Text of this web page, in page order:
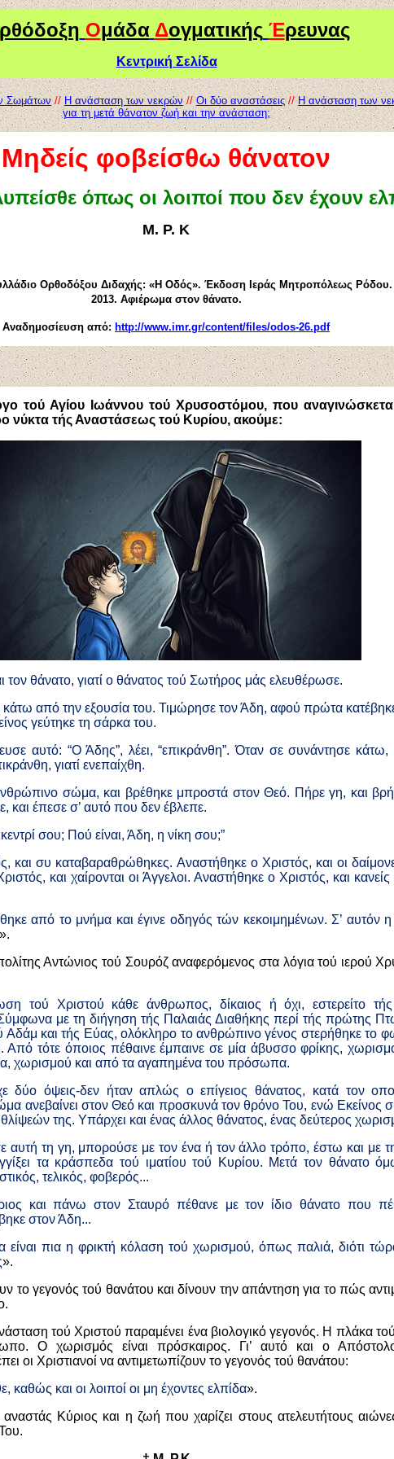
ρθόδοξη Ομάδα Δογματικής Έρευνας
Κεντρική Σελίδα
Σωμάτων // Η ανάσταση των νεκρών// Οι δύο αναστάσεις // Η ανάσταση των
για τη μετά θάνατον ζωή και την ανάσταση;
Μηδείς φοβείσθω θάνατον
όπως οι λοιποί που δεν έχουν
Μ. Ρ. Κ
Ορθοδόξου Διδαχής: «Η Οδός». Έκδοση Ιεράς Μητροπόλεως
2013. Αφιέρωμα στον θάνατο.
Αναδημοσίευση από: http://www.imr.gr/content/files/odos-26.pdf
τού Αγίου Ιωάννου τού Χρυσοστόμου, που
νύκτα τής Αναστάσεως τού Κυρίου, ακούμε:
τον θάνατο, γιατί ο θάνατος τού Σωτήρος μάς ελευθέρωσε.
από την εξουσία του. Τιμώρησε τον Άδη, αφού πρώτα
γεύτηκε τη σάρκα του.
αυτό: “Ο Άδης”, λέει, “επικράνθη”. Όταν σε συνάντησε κάτω,
γιατί ενεπαίχθη.
σώμα, και βρέθηκε μπροστά στον Θεό. Πήρε γη, και
και έπεσε σ’ αυτό που δεν έβλεπε.
σου; Πού είναι, Άδη, η νίκη σου;”
και συ καταβαραθρώθηκες. Αναστήθηκε ο Χριστός, και οι
και χαίρονται οι Άγγελοι. Αναστήθηκε ο Χριστός, και
από το μνήμα και έγινε οδηγός τών κεκοιμημένων. Σ’ αυτόν
».
Αντώνιος τού Σουρόζ αναφερόμενος στα λόγια τού ιερού
τού Χριστού κάθε άνθρωπος, δίκαιος ή όχι, εστερείτο
με τη διήγηση τής Παλαιάς Διαθήκης περί τής πρώτης
και τής Εύας, ολόκληρο το ανθρώπινο γένος στερήθηκε το
Από τότε όποιος πέθαινε έμπαινε σε μία άβυσσο φρίκης,
χωρισμού και από τα αγαπημένα του πρόσωπα.
δύο όψεις-δεν ήταν απλώς ο επίγειος θάνατος, κατά τον
ανεβαίνει στον Θεό και προσκυνά τον θρόνο Του, ενώ Εκείνος
της. Υπάρχει και ένας άλλος θάνατος, ένας δεύτερος
αυτή τη γη, μπορούσε με τον ένα ή τον άλλο τρόπο, έστω και με
τα κράσπεδα τού ιματίου τού Κυρίου. Μετά τον θάνατο
τελικός, φοβερός...
και πάνω στον Σταυρό πέθανε με τον ίδιο θάνατο που
στον Άδη...
είναι πια η φρικτή κόλαση τού χωρισμού, όπως παλιά, διότι
».
το γεγονός τού θανάτου και δίνουν την απάντηση για το πώς
τού Χριστού παραμένει ένα βιολογικό γεγονός. Η πλάκα
Ο χωρισμός είναι πρόσκαιρος. Γι’ αυτό και ο
οι Χριστιανοί να αντιμετωπίζουν το γεγονός τού θανάτου:
καθώς και οι λοιποί οι μη έχοντες ελπίδα».
Κύριος και η ζωή που χαρίζει στους ατελευτήτους